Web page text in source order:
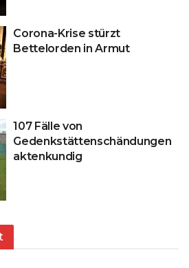
Corona-Krise stürzt
Bettelorden in Armut
107 Fälle von
Gedenkstättenschändungen
aktenkundig